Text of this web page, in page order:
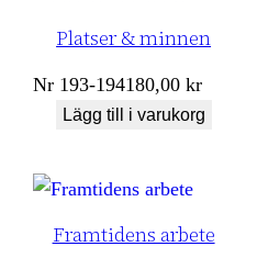
Platser & minnen
Nr 193-194180,00kr
Lägg till i varukorg
Framtidens arbete